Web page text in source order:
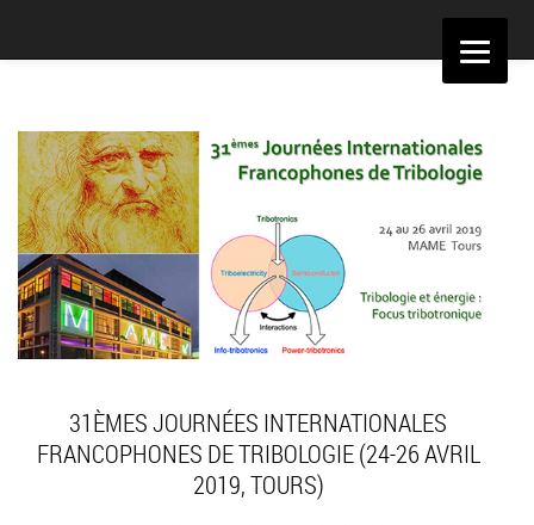
Aller
31ÈMES JOURNÉES INTERNATIONALES
FRANCOPHONES DE TRIBOLOGIE (24-26 AVRIL
2019, TOURS)